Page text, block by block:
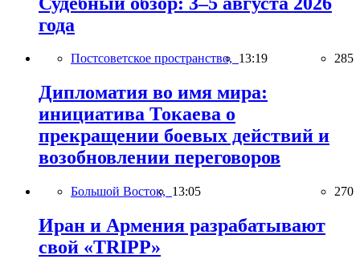
года
Постсоветское пространство, 13:19 285
Дипломатия во имя мира:
инициатива Токаева о
прекращении боевых действий и
возобновлении переговоров
Большой Восток, 13:05 270
Иран и Армения разрабатывают
свой «TRIPP»